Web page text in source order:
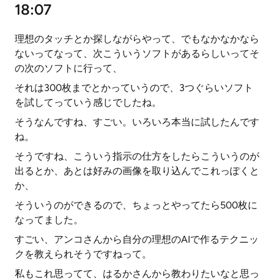
18:07
理想のタッチとか探しながらやって、でもなかなかなら
ないってなって、次こういうソフトがあるらしいってそ
の次のソフトに行って、
それは300枚までとかっていうので、3つぐらいソフト
を試してっていう感じでしたね。
そうなんですね、すごい。いろいろ本当に試したんです
ね。
そうですね、こういう指示の仕方をしたらこういうのが
出るとか、あとは好みの画像を取り込んでこれっぽくと
か、
そういうのができるので、ちょっとやってたら500枚に
なってました。
すごい、アンコさんから自分の理想のAIで作るテクニッ
クを教えられそうですねって。
私もこれ思ってて、はるかさんから教わりたいなと思っ